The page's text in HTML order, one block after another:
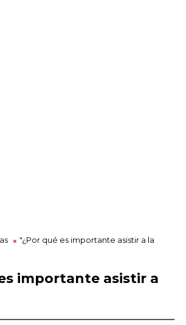
"¿Por qué es importante asistir a la
importante asistir a